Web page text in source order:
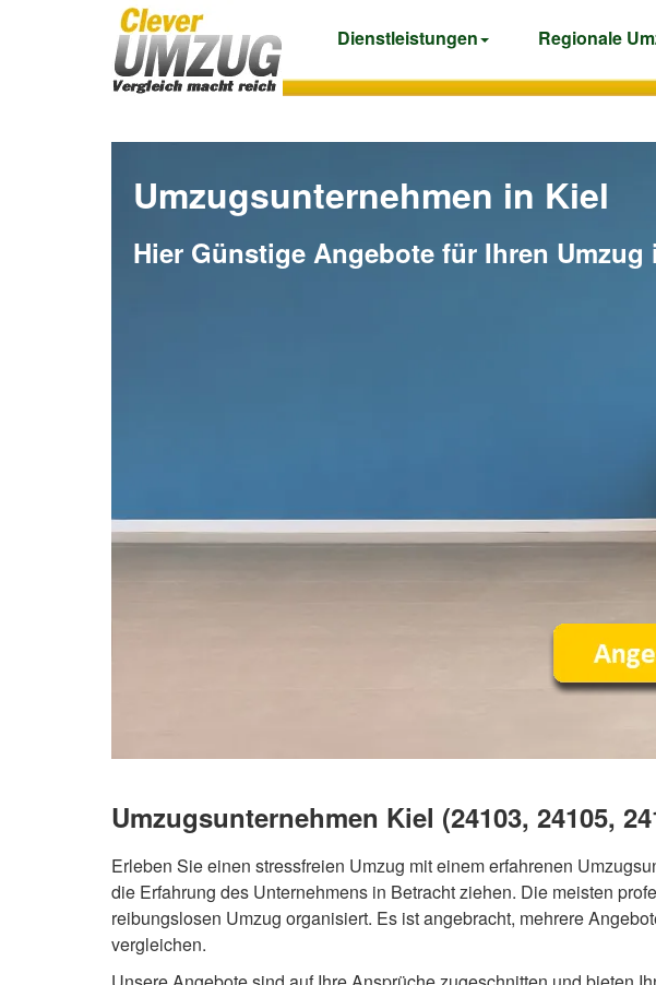
Dienstleistungen Regionale
Umzugsunternehmen in Kiel
Hier Günstige Angebote für Ihren
Umzugsunternehmen Kiel (24103, 24105,
Erleben Sie einen stressfreien Umzug mit einem erfahrenen
die Erfahrung des Unternehmens in Betracht ziehen. Die meisten
reibungslosen Umzug organisiert. Es ist angebracht, mehrere
vergleichen.